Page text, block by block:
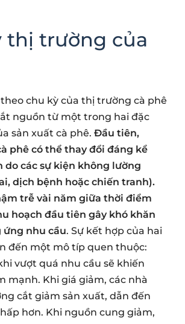
thị trường của
chu kỳ của thị trường cà phê
nguồn từ một trong hai đặc
sản xuất cà phê. Đầu tiên,
phê có thể thay đổi đáng kể
do các sự kiện không lường
dịch bệnh hoặc chiến tranh).
trễ vài năm giữa thời điểm
hoạch đầu tiên gây khó khăn
ứng nhu cầu. Sự kết hợp của hai
đến một mô típ quen thuộc:
vượt quá nhu cầu sẽ khiến
mạnh. Khi giá giảm, các nhà
cắt giảm sản xuất, dẫn đến
hơn. Khi nguồn cung giảm,